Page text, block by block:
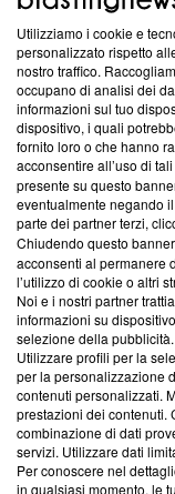
Questa sezione
News, sui nostri
creare news di
‘Trust Project -
ancora membro del
parte; Trust Project
conformità agli
Su di noi
Team editoriale
Corporate
Redazione
Informativa
Cookie Policy
Blasting SA, IDI
Lugano (Svizzera)
Utilizziamo i cookie e
personalizzato rispetto
nostro traffico.
occupano di analisi dei
informazioni sul tuo
dispositivo, i quali
fornito loro o che hanno
acconsentire all’uso di
presente su questo
eventualmente negando
parte dei partner terzi,
Chiudendo questo
acconsenti al permanere
l’utilizzo di cookie o altri
Noi e i nostri partner
informazioni su
selezione della
Utilizzare profili per la
per la personalizzazione
contenuti personalizzati.
prestazioni dei contenuti.
combinazione di dati
servizi. Utilizzare dati
Per conoscere nel
in qualsiasi momento, le